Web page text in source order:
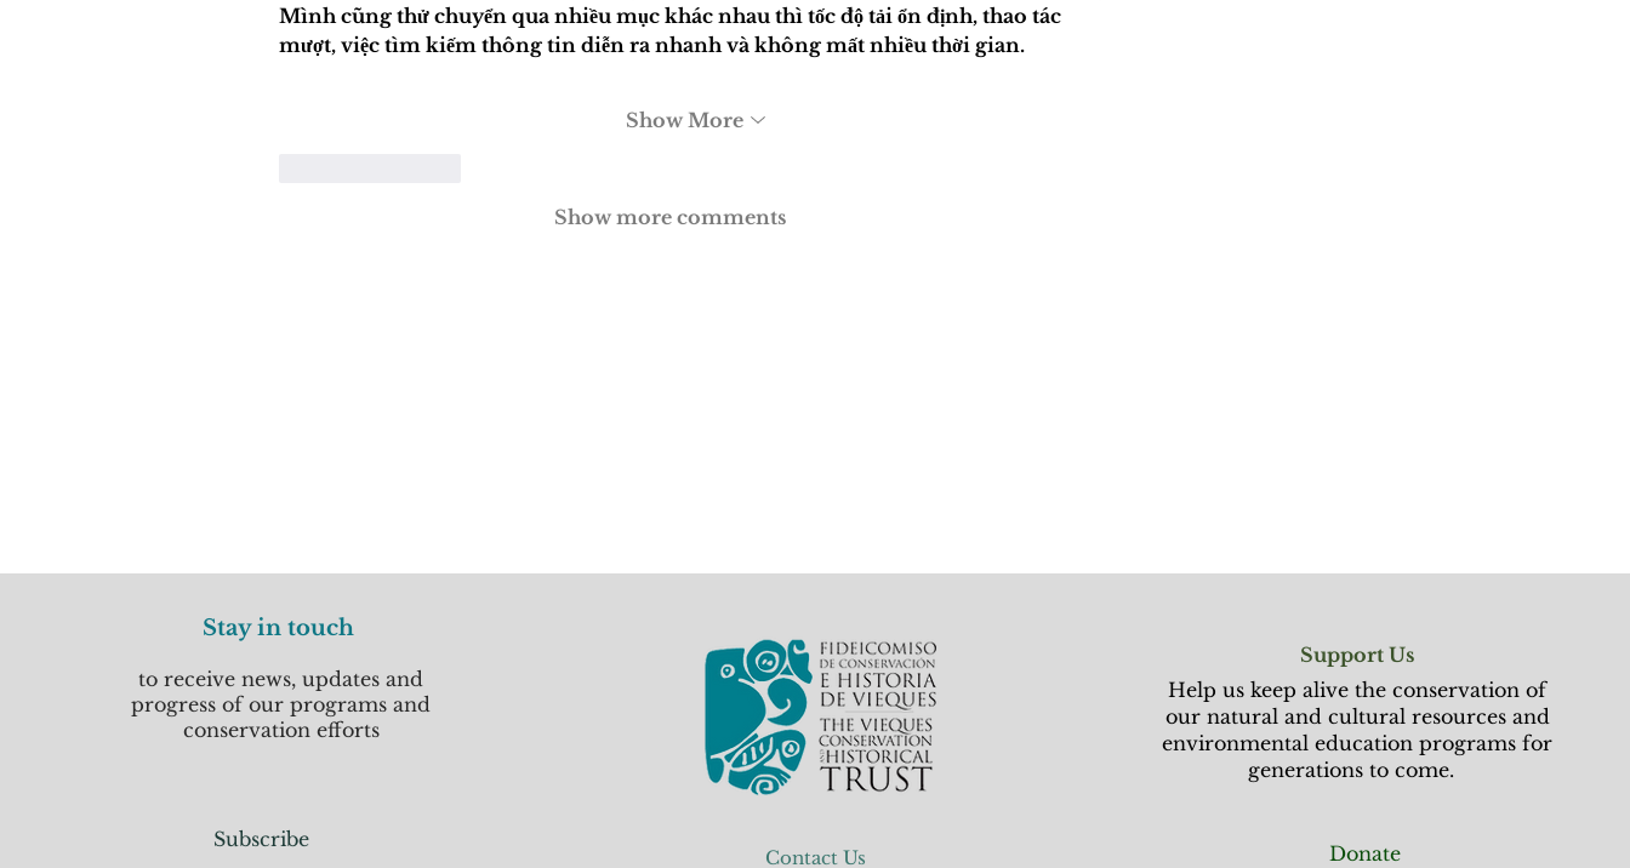
Mình cũng thử chuyển qua nhiều mục khác nhau thì tốc độ tải ổn định, thao tác
mượt, việc tìm kiếm thông tin diễn ra nhanh và không mất nhiều thời gian.
Show More
Show more comments
Stay in touch
to receive news, updates and
progress of our programs and
conservation efforts
Subscribe
Contact Us
Support Us
Help us keep alive the conservation of
our natural and cultural resources and
environmental education programs for
generations to come.
Donate